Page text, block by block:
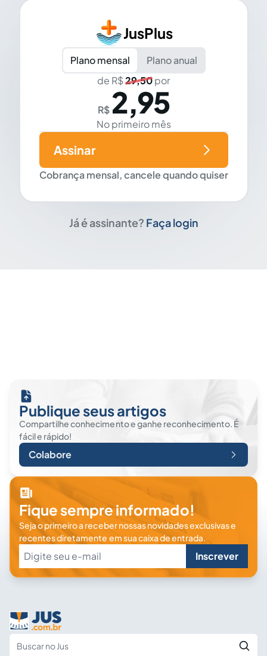
JusPlus
Plano mensal
Plano anual
de R$29,50por
R$ 2,95
No primeiro mês
Cobrança mensal, cancele quando quiser
Assinar
Já é assinante? Faça login
Publique seus artigos
Compartilhe conhecimento e ganhe reconhecimento. É
fácil e rápido!
Colabore
Fique sempre informado!
Seja o primeiro a receber nossas novidades exclusivas e
recentes diretamente em sua caixa de entrada.
Inscrever